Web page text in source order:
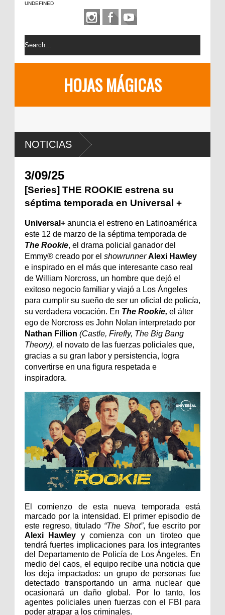
UNDEFINED
HOJAS MÁGICAS
NOTICIAS
3/09/25
[Series] THE ROOKIE estrena su
séptima temporada en Universal +
Universal+ anuncia el estreno en Latinoamérica
este 12 de marzo de la séptima temporada de
The Rookie, el drama policial ganador del
Emmy® creado por el showrunner Alexi Hawley
e inspirado en el más que interesante caso real
de William Norcross, un hombre que dejó el
exitoso negocio familiar y viajó a Los Ángeles
para cumplir su sueño de ser un oficial de policía,
su verdadera vocación. En The Rookie, el álter
ego de Norcross es John Nolan interpretado por
Nathan Fillion (Castle, Firefly, The Big Bang
Theory), el novato de las fuerzas policiales que,
gracias a su gran labor y persistencia, logra
convertirse en una figura respetada e
inspiradora.
El comienzo de esta nueva temporada está
marcado por la intensidad. El primer episodio de
este regreso, titulado “The Shot”, fue escrito por
Alexi Hawley y comienza con un tiroteo que
tendrá fuertes implicaciones para los integrantes
del Departamento de Policía de Los Ángeles. En
medio del caos, el equipo recibe una noticia que
los deja impactados: un grupo de personas fue
detectado transportando un arma nuclear que
ocasionará un daño global. Por lo tanto, los
agentes policiales unen fuerzas con el FBI para
poder atrapar a los criminales.